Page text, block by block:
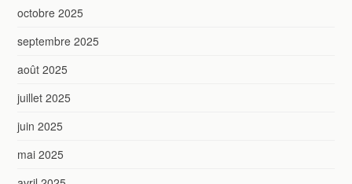
octobre 2025
septembre 2025
août 2025
juillet 2025
juin 2025
mai 2025